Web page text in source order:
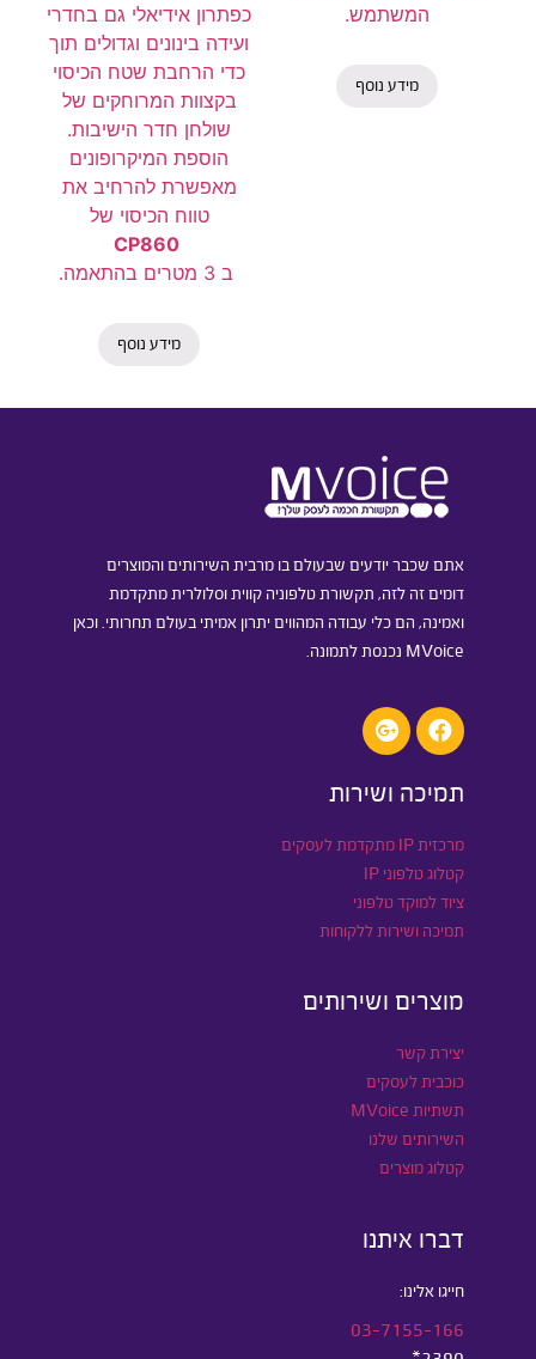
המשתמש.
מידע נוסף
כפתרון אידיאלי גם בחדרי
ועידה בינונים וגדולים תוך
כדי הרחבת שטח הכיסוי
בקצוות המרוחקים של
שולחן חדר הישיבות.
הוספת המיקרופונים
מאפשרת להרחיב את
טווח הכיסוי של
ב 3 מטרים בהתאמה.
מידע נוסף
אתם שכבר יודעים שבעולם בו מרבית השירותים והמוצרים
דומים זה לזה, תקשורת טלפוניה קווית וסלולרית מתקדמת
ואמינה, הם כלי עבודה המהווים יתרון אמיתי בעולם תחרותי. וכאן
MVoice נכנסת לתמונה.
תמיכה ושירות
מרכזית IP מתקדמת לעסקים
קטלוג טלפוני IP
ציוד למוקד טלפוני
תמיכה ושירות ללקוחות
מוצרים ושירותים
יצירת קשר
כוכבית לעסקים
תשתיות MVoice
השירותים שלנו
קטלוג מוצרים
דברו איתנו
חייגו אלינו:
03-7155-166